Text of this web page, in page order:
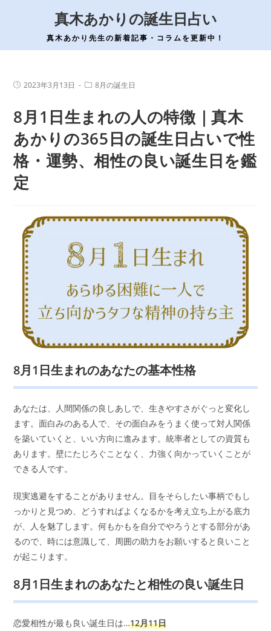
ン
真木あかりの誕生日占い
真木あかり先生の新着記事・コラムを更新中！
投
開
日:
2023年3月13日
投
テ
ゴ
ー:
8月の誕生日
8月1日生まれの人の特徴｜真木
あかりの365日の誕生日占いで性
格・運勢、相性の良い誕生日を鑑
定
8月1日生まれのあなたの基本性格
あなたは、人間関係の良しあしで、生きやすさがぐっと変化し
ます。面白みのある人で、その面白みをうまく使って対人関係
を築いていくと、いい方向に進みます。統率者としての資質も
あります。壁にたじろぐことなく、力強く向かっていくことが
できる人です。
現実逃避をすることがありません。目をそらしたい事柄でもし
っかりと見つめ、どうすればよくなるかを考え立ち上がる底力
が、人を魅了します。何もかもを自分でやろうとする部分があ
るので、時には意識して、周囲の助力をお願いすると良いこと
が起こります。
8月1日生まれのあなたと相性の良い誕生日
恋愛相性が最も良い誕生日は…12月11日